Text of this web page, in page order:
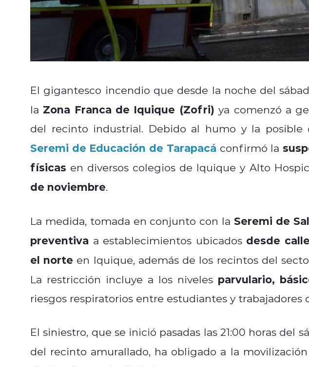
El gigantesco incendio que desde la noche del
la Zona Franca de Iquique (Zofri) ya comenzó a
del recinto industrial. Debido al humo y la posible
Seremi de Educación de Tarapacá confirmó la
físicas en diversos colegios de Iquique y Alto
de noviembre.
La medida, tomada en conjunto con la Seremi de
preventiva a establecimientos ubicados desde
el norte en Iquique, además de los recintos del
La restricción incluye a los niveles parvulario,
riesgos respiratorios entre estudiantes y trabajadores
El siniestro, que se inició pasadas las 21:00 horas del
del recinto amurallado, ha obligado a la